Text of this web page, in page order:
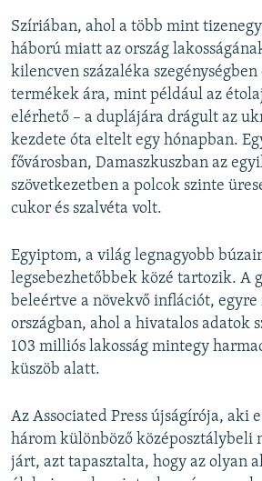
Szíriában, ahol a több mint
háború miatt az ország
kilencven százaléka
termékek ára, mint például az
elérhető – a duplájára drágult az
kezdete óta eltelt egy hónapban.
fővárosban, Damaszkuszban az
szövetkezetben a polcok szinte
cukor és szalvéta volt.
Egyiptom, a világ legnagyobb
legsebezhetőbbek közé tartozik. A
beleértve a növekvő inflációt, egyre
országban, ahol a hivatalos adatok
103 milliós lakosság mintegy
küszöb alatt.
Az Associated Press újságírója, aki
három különböző középosztálybeli
járt, azt tapasztalta, hogy az olyan